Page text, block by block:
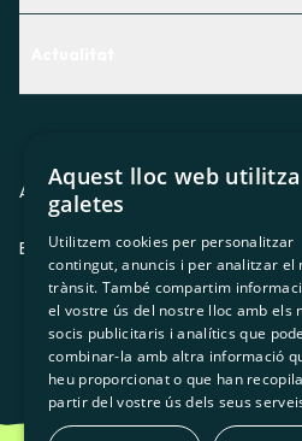
Premsa
Treballa amb nosaltres
Avis legal
ES CAGLEU
Aquest lloc web utilitza
galetes
Utilitzem cookies per personalitzar
contingut, anuncis i per analitzar el
trànsit. També compartim
el vostre ús del nostre lloc amb els
socis publicitaris i analítics que
combinar-la amb altra informació
heu proporcionat o que han
partir del vostre ús dels seus